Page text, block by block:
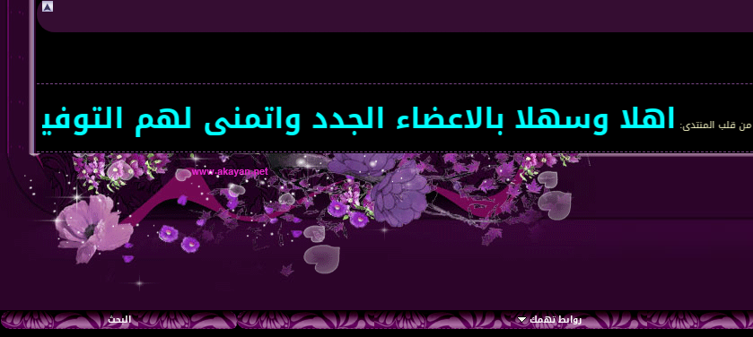
:اهلا وسهلا بالاعضاء الجدد واتمنى لهم التوفيق
روابط تهمك البحث